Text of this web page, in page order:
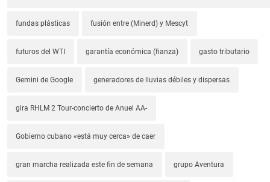
fundas plásticas fusión entre (Minerd) y Mescyt
futuros del WTI garantía económica (fianza) gasto tributario
Gemini de Google generadores de lluvias débiles y dispersas
gira RHLM 2 Tour-concierto de Anuel AA-
Gobierno cubano «está muy cerca» de caer
gran marcha realizada este fin de semana grupo Aventura